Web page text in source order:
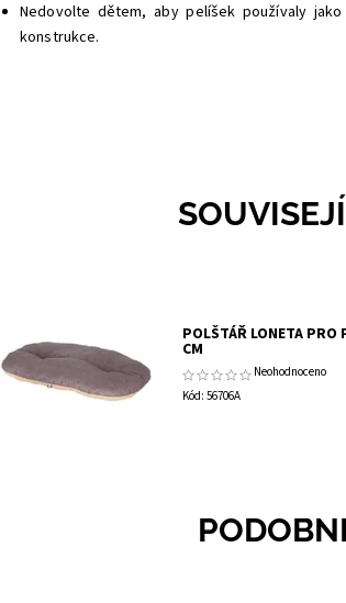
Nedovolte dětem, aby pelíšek používaly
konstrukce.
POLŠTÁŘ LONETA PRO
CM
Neohodnoceno
Kód: 56706A